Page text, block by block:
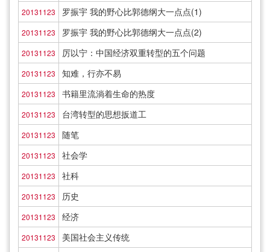
20131123 罗振宇 我的野心比郭德纲大一点点(1)
20131123 罗振宇 我的野心比郭德纲大一点点(2)
20131123 厉以宁：中国经济双重转型的五个问题
20131123 知难，行亦不易
20131123 书籍里流淌着生命的热度
20131123 台湾转型的思想扳道工
20131123 随笔
20131123 社会学
20131123 社科
20131123 历史
20131123 经济
20131123 美国社会主义传统